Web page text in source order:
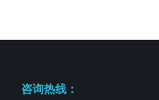
咨询热线：